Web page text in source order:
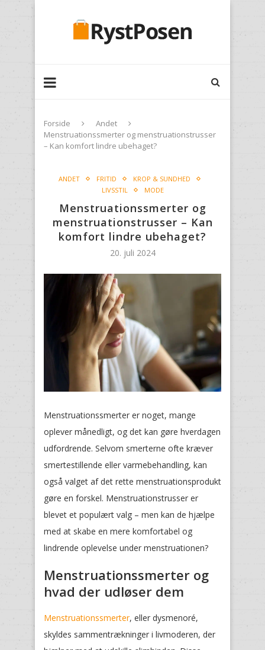
Forside
Andet
Menstruationssmerter og menstruationstrusser
– Kan komfort lindre ubehaget?
ANDET FRITID
KROP & SUNDHED
LIVSSTIL
MODE
Menstruationssmerter og
menstruationstrusser – Kan
komfort lindre ubehaget?
20. juli 2024
Menstruationssmerter er noget, mange
oplever månedligt, og det kan gøre hverdagen
udfordrende. Selvom smerterne ofte kræver
smertestillende eller varmebehandling, kan
også valget af det rette menstruationsprodukt
gøre en forskel. Menstruationstrusser er
blevet et populært valg – men kan de hjælpe
med at skabe en mere komfortabel og
lindrende oplevelse under menstruationen?
Menstruationssmerter og
hvad der udløser dem
Menstruationssmerter, eller dysmenoré,
skyldes sammentrækninger i livmoderen, der